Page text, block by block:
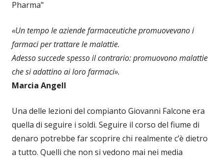
Pharma"
«Un tempo le aziende farmaceutiche promuovevano i
farmaci per trattare le malattie.
Adesso succede spesso il contrario: promuovono malattie
che si adattino ai loro farmaci».
Marcia Angell
Una delle lezioni del compianto Giovanni Falcone era
quella di seguire i soldi. Seguire il corso del fiume di
denaro potrebbe far scoprire chi realmente c’è dietro
a tutto. Quelli che non si vedono mai nei media